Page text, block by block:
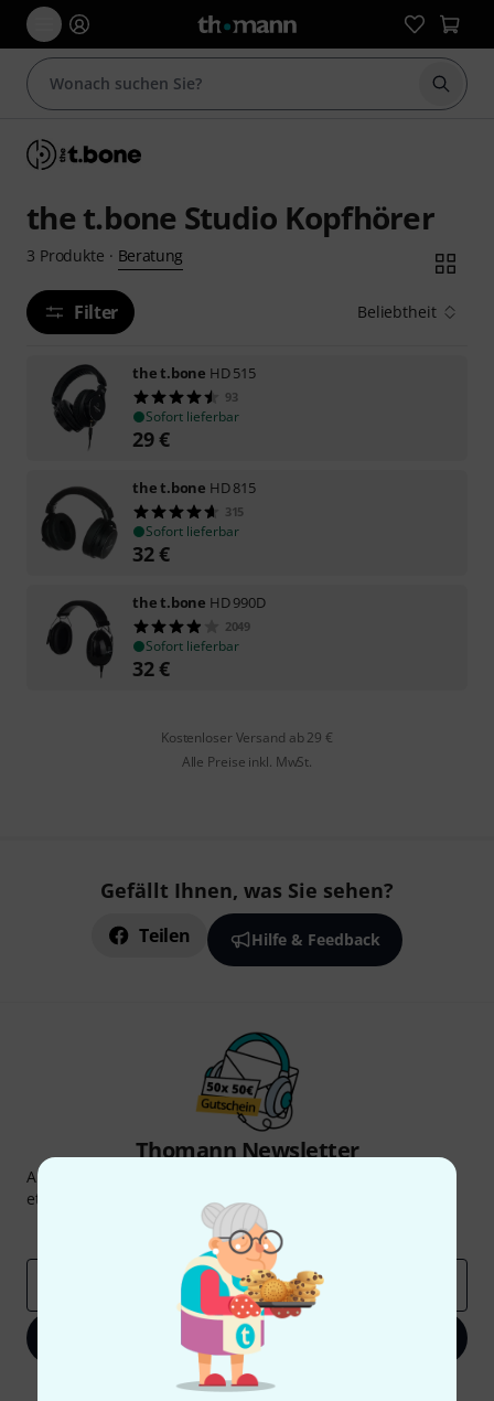
Suche
the t.bone Studio Kopfhörer
3 Produkte · Beratung
Filter Beliebtheit
the t.bone HD 515
93
Sofort lieferbar
29€
the t.bone HD 815
315
Sofort lieferbar
32€
the t.bone HD 990D
2049
Sofort lieferbar
32€
Kostenloser Versand ab 29 €
Alle Preise inkl. MwSt.
Gefällt Ihnen, was Sie sehen?
Teilen Hilfe & Feedback
Thomann Newsletter
Abonniere den Thomann Newsletter und gewinne mit
etwas Glück einen von
50 Gutscheinen
Inspirierende Beiträge
Deals
Jetzt anmelden
Mit Klick auf „Jetzt anmelden“ stimmen Sie dem Erhalt von E-Mail-